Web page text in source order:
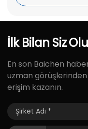
İlk Bilan Siz
En son Baichen
uzman
erişim kazanın.